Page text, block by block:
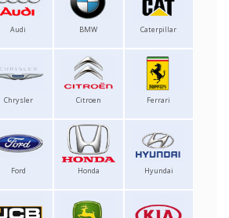
Audi BMW Caterpillar
Chrysler Citroen Ferrari
Ford Honda Hyundai